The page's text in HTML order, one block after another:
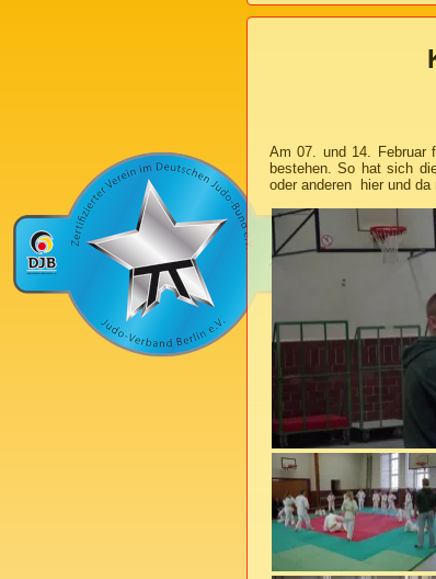
Am 07. und 14. Februar
bestehen. So hat sich
oder anderen hier und